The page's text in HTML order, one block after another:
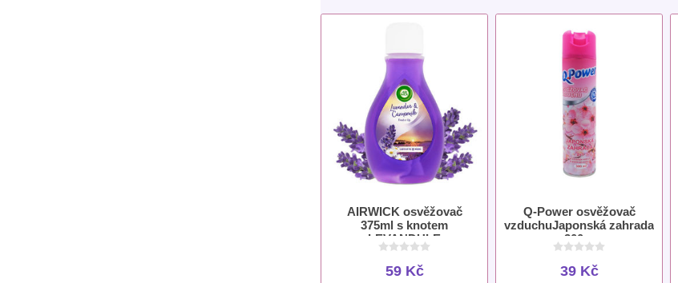
AIRWICK osvěžovač
375ml s knotem
LEVANDULE
59 Kč
Q-Power osvěžovač
vzduchuJaponská zahrada
300 g
39 Kč